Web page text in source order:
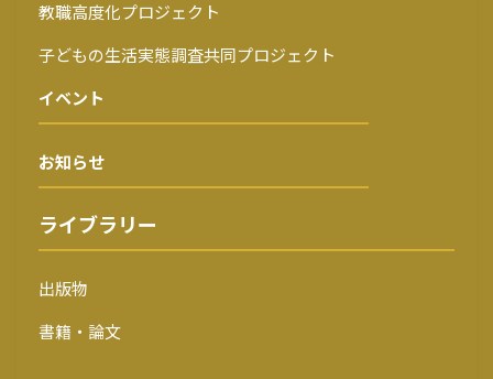
教職高度化プロジェクト
子どもの生活実態調査共同プロジェクト
イベント
お知らせ
ライブラリー
出版物
書籍・論文